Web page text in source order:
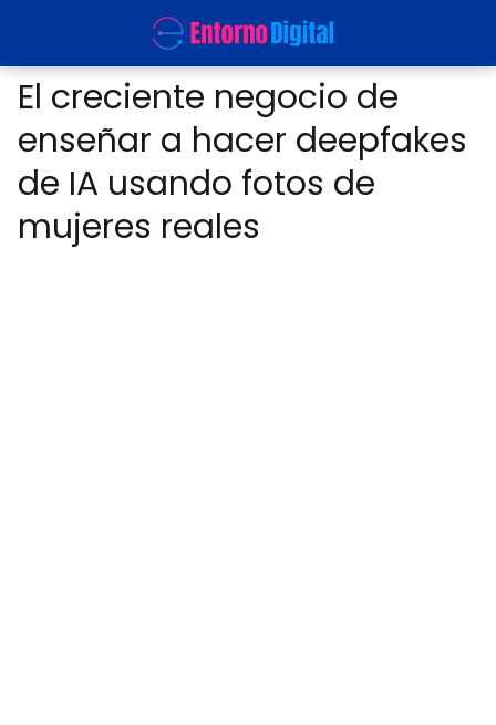
El creciente negocio de
enseñar a hacer deepfakes
de IA usando fotos de
mujeres reales